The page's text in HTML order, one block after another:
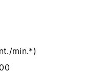
min.*)